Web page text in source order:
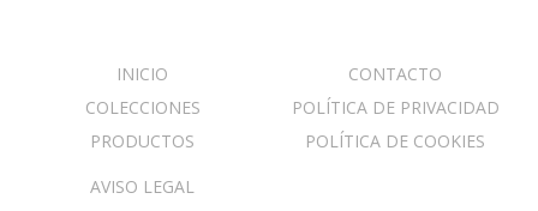
INICIO
COLECCIONES
PRODUCTOS
CONTACTO
POLÍTICA DE PRIVACIDAD
POLÍTICA DE COOKIES
AVISO LEGAL